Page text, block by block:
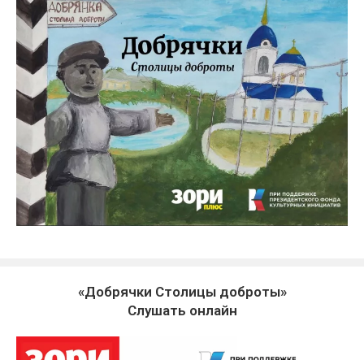
«Добрячки Столицы доброты»
Слушать онлайн